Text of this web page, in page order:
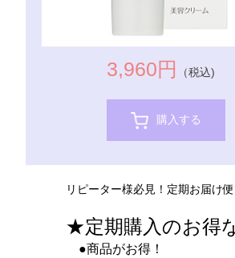
3,960円 （税込)
購入する
リピーター様必見！定期お届け
★定期購入のお得
●商品がお得！